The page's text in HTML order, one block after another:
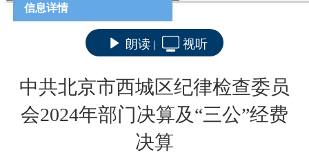
信息详情
朗读 | 视听
中共北京市西城区纪律检查委员
会2024年部门决算及“三公”经费
决算